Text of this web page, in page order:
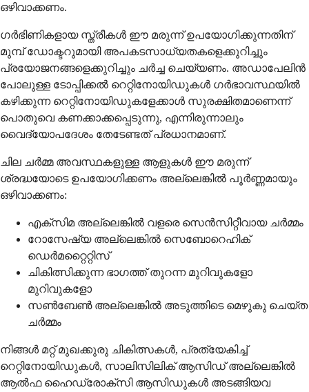
ഒഴിവാക്കണം.
ഗർഭിണികളായ സ്ത്രീകൾ ഈ മരുന്ന് ഉപയോഗിക്കുന്നതിന്
മുമ്പ് ഡോക്ടറുമായി അപകടസാധ്യതകളെക്കുറിച്ചും
പ്രയോജനങ്ങളെക്കുറിച്ചും ചർച്ച ചെയ്യണം. അഡാപേലിൻ
പോലുള്ള ടോപ്പിക്കൽ റെറ്റിനോയിഡുകൾ ഗർഭാവസ്ഥയിൽ
കഴിക്കുന്ന റെറ്റിനോയിഡുകളേക്കാൾ സുരക്ഷിതമാണെന്ന്
പൊതുവെ കണക്കാക്കപ്പെടുന്നു, എന്നിരുന്നാലും
വൈദ്യോപദേശം തേടേണ്ടത് പ്രധാനമാണ്.
ചില ചർമ്മ അവസ്ഥകളുള്ള ആളുകൾ ഈ മരുന്ന്
ശ്രദ്ധയോടെ ഉപയോഗിക്കണം അല്ലെങ്കിൽ പൂർണ്ണമായും
ഒഴിവാക്കണം:
എക്‌സിമ അല്ലെങ്കിൽ വളരെ സെൻസിറ്റീവായ ചർമ്മം
റോസേഷ്യ അല്ലെങ്കിൽ സെബോറെഹിക്
ഡെർമറ്റൈറ്റിസ്
ചികിത്സിക്കുന്ന ഭാഗത്ത് തുറന്ന മുറിവുകളോ
മുറിവുകളോ
സൺബേൺ അല്ലെങ്കിൽ അടുത്തിടെ മെഴുകു ചെയ്ത
ചർമ്മം
നിങ്ങൾ മറ്റ് മുഖക്കുരു ചികിത്സകൾ, പ്രത്യേകിച്ച്
റെറ്റിനോയിഡുകൾ, സാലിസിലിക് ആസിഡ് അല്ലെങ്കിൽ
ആൽഫ ഹൈഡ്രോക്സി ആസിഡുകൾ അടങ്ങിയവ